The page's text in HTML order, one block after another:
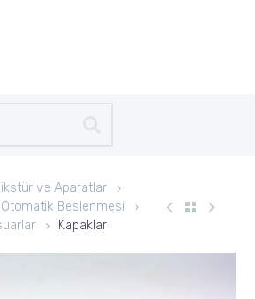
ve Aparatlar
Beslenmesi
Kapaklar